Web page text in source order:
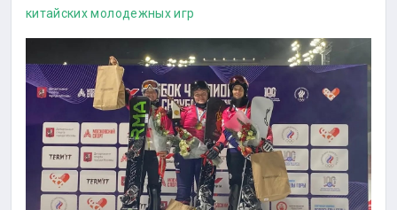
китайских молодежных игр